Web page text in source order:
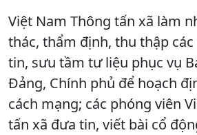
Việt Nam Thông tấn xã làm
thác, thẩm định, thu thập
tin, sưu tầm tư liệu phục vụ
Đảng, Chính phủ để hoạch
cách mạng; các phóng viên
tấn xã đưa tin, viết bài cổ